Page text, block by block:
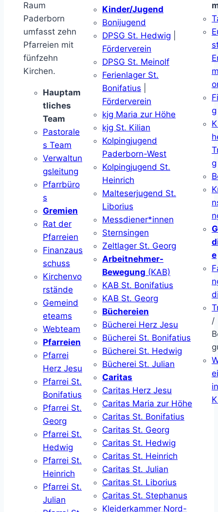
Raum
Paderborn
umfasst zehn
Pfarreien mit
fünfzehn
Kirchen.
Hauptam
tliches
Team
Pastorale
s Team
Verwaltun
gsleitung
Pfarrbüro
s
Gremien
Rat der
Pfarreien
Finanzaus
schuss
Kirchenvo
rstände
Gemeind
eteams
Webteam
Pfarreien
Pfarrei
Herz Jesu
Pfarrei St.
Bonifatius
Pfarrei St.
Georg
Pfarrei St.
Hedwig
Pfarrei St.
Heinrich
Pfarrei St.
Julian
Kinder/Jugend
Bonijugend
DPSG St. Hedwig
Förderverein
DPSG St. Meinolf
Ferienlager St.
Bonifatius
Förderverein
kjg Maria zur Höhe
kjg St. Kilian
Kolpingjugend
Paderborn-West
Kolpingjugend St.
Heinrich
Malteserjugend St.
Liborius
Messdiener*innen
Sternsingen
Zeltlager St. Georg
Arbeitnehmer-
Bewegung (KAB)
KAB St. Bonifatius
KAB St. Georg
Büchereien
Bücherei Herz Jesu
Bücherei St. Bonifatius
Bücherei St. Hedwig
Bücherei St. Julian
Caritas
Caritas Herz Jesu
Caritas Maria zur Höhe
Caritas St. Bonifatius
Caritas St. Georg
Caritas St. Hedwig
Caritas St. Heinrich
Caritas St. Julian
Caritas St. Liborius
Caritas St. Stephanus
Kleiderkammer Nord-
g
g
e
/